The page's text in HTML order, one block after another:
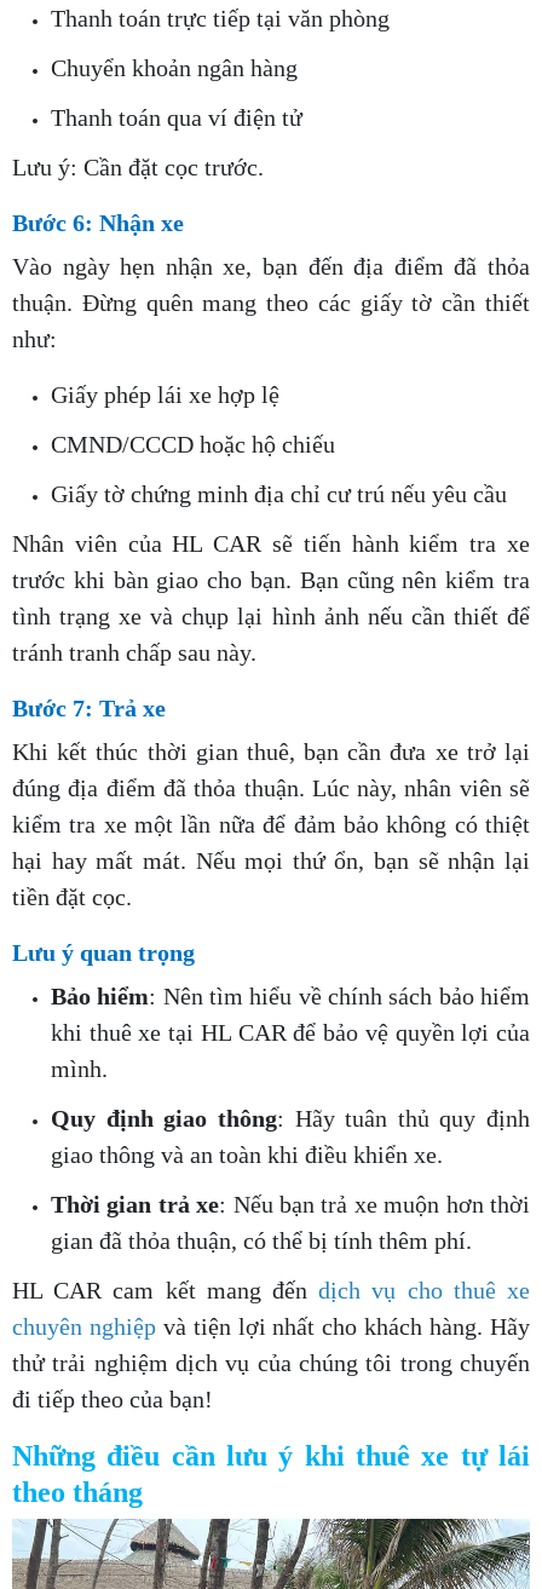
Thanh toán trực tiếp tại văn phòng
Chuyển khoản ngân hàng
Thanh toán qua ví điện tử
Lưu ý: Cần đặt cọc trước.
Bước 6: Nhận xe
Vào ngày hẹn nhận xe, bạn đến địa điểm đã thỏa
thuận. Đừng quên mang theo các giấy tờ cần thiết
như:
Giấy phép lái xe hợp lệ
CMND/CCCD hoặc hộ chiếu
Giấy tờ chứng minh địa chỉ cư trú nếu yêu cầu
Nhân viên của HL CAR sẽ tiến hành kiểm tra xe
trước khi bàn giao cho bạn. Bạn cũng nên kiểm tra
tình trạng xe và chụp lại hình ảnh nếu cần thiết để
tránh tranh chấp sau này.
Bước 7: Trả xe
Khi kết thúc thời gian thuê, bạn cần đưa xe trở lại
đúng địa điểm đã thỏa thuận. Lúc này, nhân viên sẽ
kiểm tra xe một lần nữa để đảm bảo không có thiệt
hại hay mất mát. Nếu mọi thứ ổn, bạn sẽ nhận lại
tiền đặt cọc.
Lưu ý quan trọng
Bảo hiểm: Nên tìm hiểu về chính sách bảo hiểm
khi thuê xe tại HL CAR để bảo vệ quyền lợi của
mình.
Quy định giao thông: Hãy tuân thủ quy định
giao thông và an toàn khi điều khiển xe.
Thời gian trả xe: Nếu bạn trả xe muộn hơn thời
gian đã thỏa thuận, có thể bị tính thêm phí.
HL CAR cam kết mang đếndịch vụ cho thuê xe
chuyên nghiệpvà tiện lợi nhất cho khách hàng. Hãy
thử trải nghiệm dịch vụ của chúng tôi trong chuyến
đi tiếp theo của bạn!
Những điều cần lưu ý khi thuê xe tự lái
theo tháng